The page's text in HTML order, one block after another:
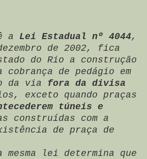
a Lei Estadual nº 4044,
de 2002, fica
do Rio a construção
cobrança de pedágio em
da via fora da divisa
exceto quando praças
túneis e
construídas com a
de praça de
mesma lei determina que